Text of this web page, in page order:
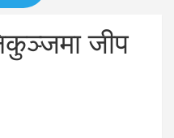
जीप